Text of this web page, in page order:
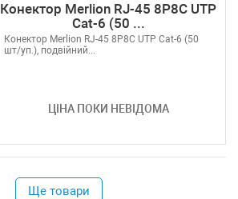
Конектор Merlion RJ-45 8P8C UTP
Cat-6 (50 ...
ЦІНА ПОКИ НЕВІДОМА
Конектор Merlion RJ-45 8P8C UTP Cat-6 (50
шт/уп.), подвійний...
Ще товари